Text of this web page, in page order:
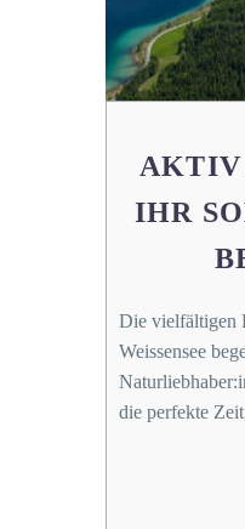
AKTIV
IHR
Die vielfältigen
Weissensee
die perfekte